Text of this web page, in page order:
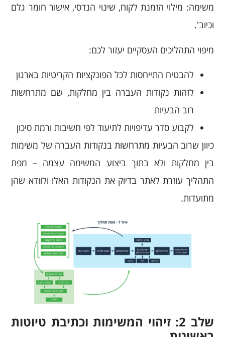
משימה: מילוי הזמנת לקוח, שינוי הנדסי, אישור חומר גלם
וכיוב'.
מיפוי התהליכים העסקיים יעזור לכם:
להבטיח התייחסות לכל הפונקציות הקריטיות בארגון
לזהות נקודות העברה בין מחלקות, שם מתרחשות
רוב הבעיות
לקבוע סדר עדיפויות לתיעוד לפי חשיבות ורמת סיכון
כיוון שרוב הבעיות מתרחשות בנקודות העברה של משימות
בין מחלקות ולא בתוך ביצוע המשימה עצמה – מפת
התהליך עוזרת לאתר בדיוק את הנקודות האלו ולוודא שהן
מתועדות.
שלב 2: זיהוי המשימות וכתיבת טיוטות